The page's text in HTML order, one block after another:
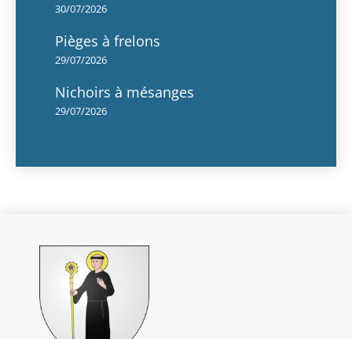
30/07/2026
Pièges à frelons
29/07/2026
Nichoirs à mésanges
29/07/2026